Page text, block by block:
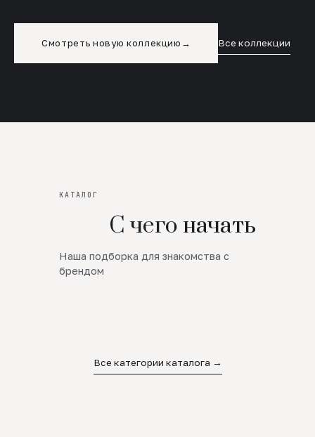
Смотреть новую коллекцию → Все коллекции
КАТАЛОГ
С чего начать
Наша подборка для знакомства с
брендом
Новинки
SALE
Все категории каталога →